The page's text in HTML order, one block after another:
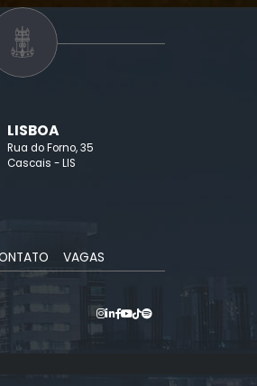
LISBOA
Rua do Forno, 35
Cascais - LIS
VAGAS